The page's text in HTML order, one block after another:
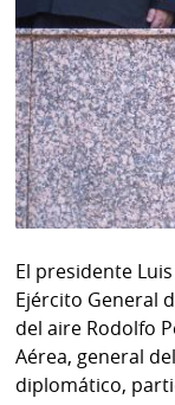
El presidente
Ejército General
del aire Rodolfo
Aérea, general
diplomático,